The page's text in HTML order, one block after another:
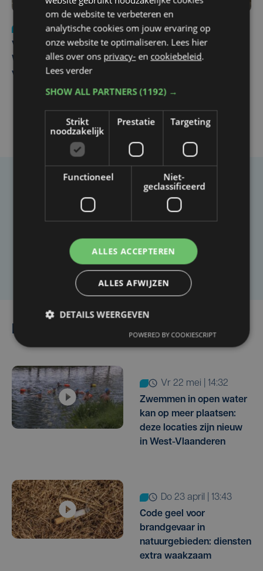
Nieuws
wo 5 augustus | 11:57
Vier Oostendse gynaecologen versterken dienst in AZ
West, dat ook een nieuwe voltijdse gynaecoloog
verwelkomt
Taalfout opgemerkt?
Heb je een taal- of schrijffout opgemerkt in dit
artikel?
Laat het ons weten
vr 22 mei | 14:32
Zwemmen in open water
kan op meer plaatsen:
deze locaties zijn nieuw
in West-Vlaanderen
do 23 april | 13:43
Code geel voor
brandgevaar in
natuurgebieden: diensten
extra waakzaam
om de website te verbeteren en
analytische cookies om jouw ervaring op
onze website te optimaliseren. Lees hier
alles over ons privacy- en cookiebeleid.
Lees verder
SHOW ALL PARTNERS(1192) →
Strikt
noodzakelijk
Prestatie Targeting
Functioneel
Niet-
geclassificeerd
ALLES ACCEPTEREN
ALLES AFWIJZEN
DETAILS WEERGEVEN
POWERED BY COOKIESCRIPT